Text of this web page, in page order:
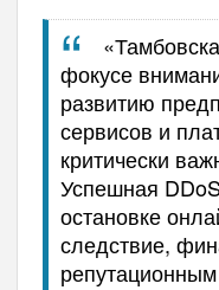
фокусе
развитию
сервисов и
критически
Успешная
остановке
следствие,